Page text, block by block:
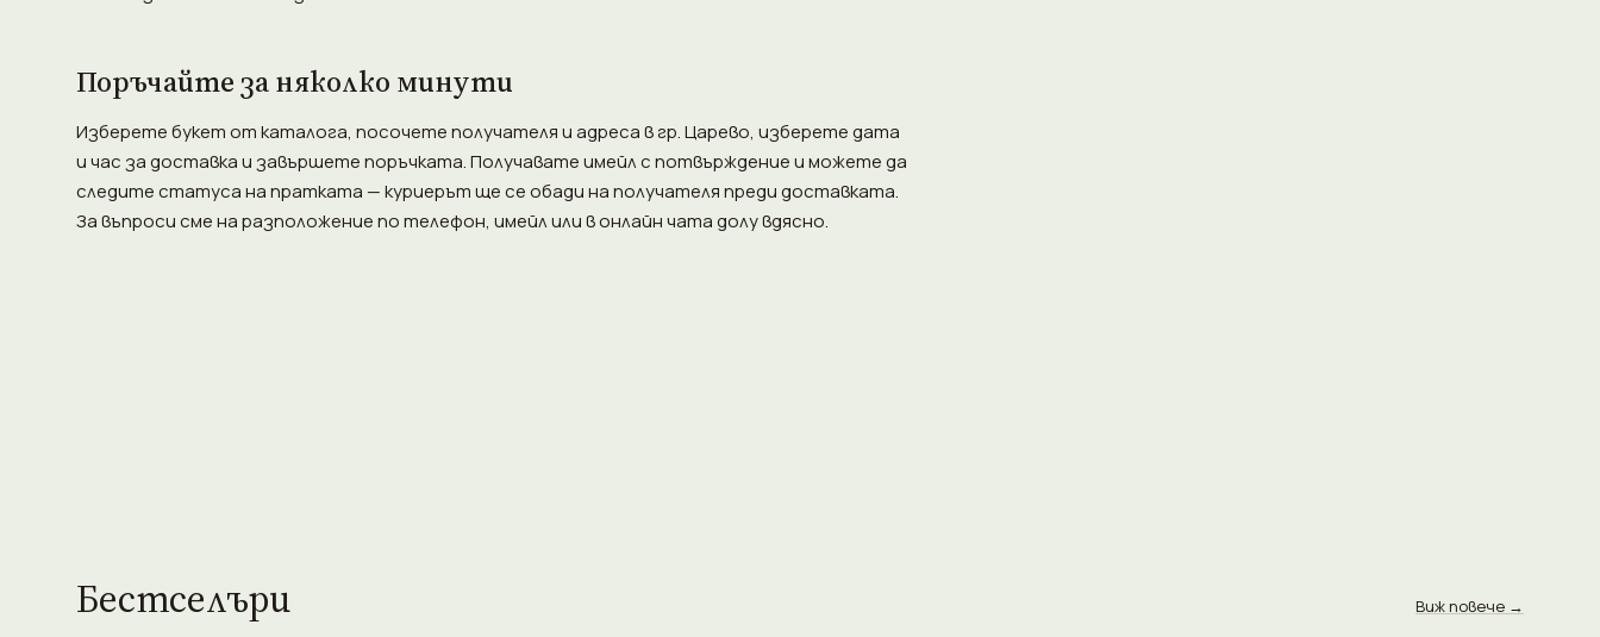
Поръчайте за няколко минути
Изберете букет от каталога, посочете получателя и адреса в гр. Царево, изберете дата
и час за доставка и завършете поръчката. Получавате имейл с потвърждение и можете да
следите статуса на пратката — куриерът ще се обади на получателя преди доставката.
За въпроси сме на разположение по телефон, имейл или в онлайн чата долу вдясно.
Бестселъри Виж повече →